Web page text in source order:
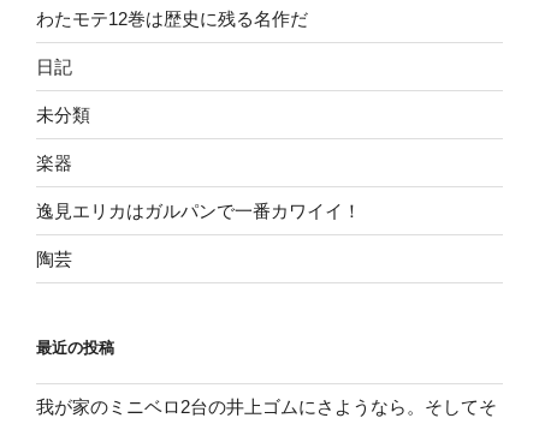
わたモテ12巻は歴史に残る名作だ
日記
未分類
楽器
逸見エリカはガルパンで一番カワイイ！
陶芸
最近の投稿
我が家のミニベロ2台の井上ゴムにさようなら。そしてそ